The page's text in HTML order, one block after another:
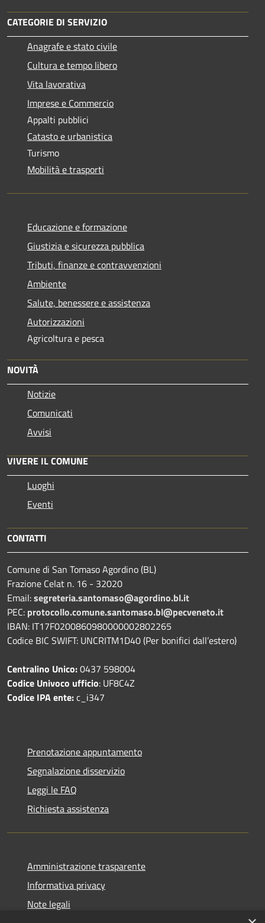
CATEGORIE DI SERVIZIO
Anagrafe e stato civile
Cultura e tempo libero
Vita lavorativa
Imprese e Commercio
Appalti pubblici
Catasto e urbanistica
Turismo
Mobilità e trasporti
Educazione e formazione
Giustizia e sicurezza pubblica
Tributi, finanze e contravvenzioni
Ambiente
Salute, benessere e assistenza
Autorizzazioni
Agricoltura e pesca
NOVITÀ
Notizie
Comunicati
Avvisi
VIVERE IL COMUNE
Luoghi
Eventi
CONTATTI
Comune di San Tomaso Agordino (BL)
Frazione Celat n. 16 - 32020
Email:segreteria.santomaso@agordino.bl.it
PEC: protocollo.comune.santomaso.bl@pecveneto.it
IBAN: IT17F0200860980000002802265
Codice BIC SWIFT: UNCRITM1D40 (Per bonifici dall’estero)
Centralino Unico:0437 598004
Codice Univoco ufficio: UF8C4Z
Codice IPA ente:c_i347
Prenotazione appuntamento
Segnalazione disservizio
Leggi le FAQ
Richiesta assistenza
Amministrazione trasparente
Informativa privacy
Note legali